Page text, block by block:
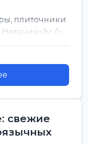
плиточники
/>
уборщи...
свежие